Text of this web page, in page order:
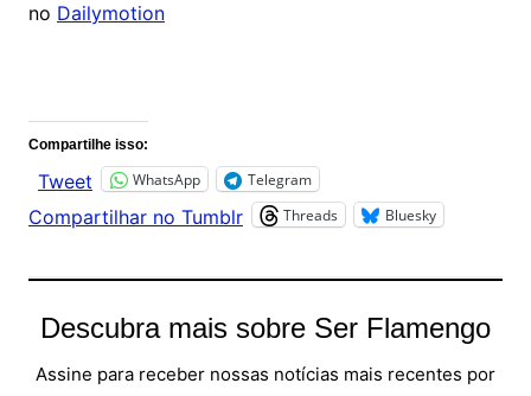
no Dailymotion
Compartilhe isso:
Tweet WhatsApp Telegram
Compartilhar no Tumblr Threads Bluesky
Descubra mais sobre Ser Flamengo
Assine para receber nossas notícias mais recentes por